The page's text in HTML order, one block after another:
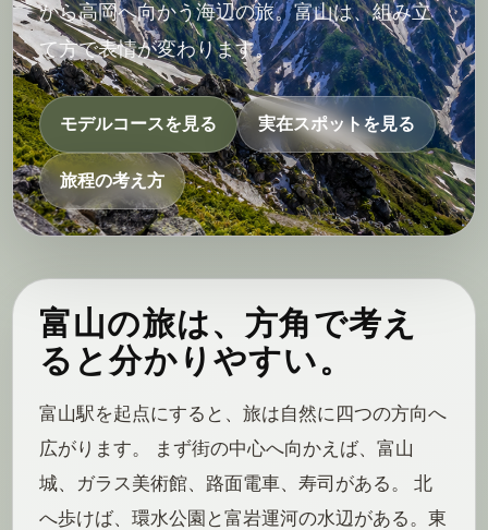
から高岡へ向かう海辺の旅。富山は、組み立
て方で表情が変わります。
モデルコースを見る 実在スポットを見る
旅程の考え方
富山の旅は、方角で考え
ると分かりやすい。
富山駅を起点にすると、旅は自然に四つの方向へ
広がります。 まず街の中心へ向かえば、富山
城、ガラス美術館、路面電車、寿司がある。 北
へ歩けば、環水公園と富岩運河の水辺がある。東